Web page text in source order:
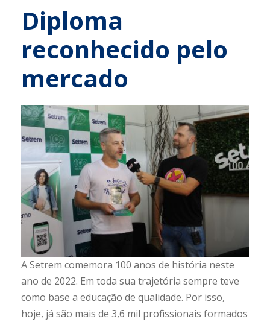
Diploma
reconhecido pelo
mercado
A Setrem comemora 100 anos de história neste
ano de 2022. Em toda sua trajetória sempre teve
como base a educação de qualidade. Por isso,
hoje, já são mais de 3,6 mil profissionais formados